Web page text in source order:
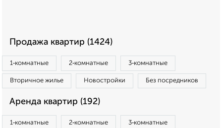
Продажа квартир (1424)
1‑комнатные 2‑комнатные 3‑комнатные
Вторичное жилье Новостройки Без посредников
Аренда квартир (192)
1‑комнатные 2‑комнатные 3‑комнатные